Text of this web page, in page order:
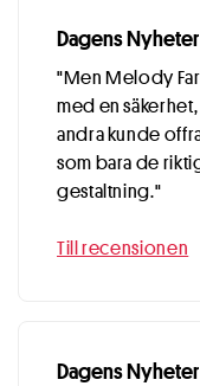
Dagens Nyheter
"Men Melody
med en
andra kunde
som bara de
gestaltning."
Till recensionen
Dagens Nyheter